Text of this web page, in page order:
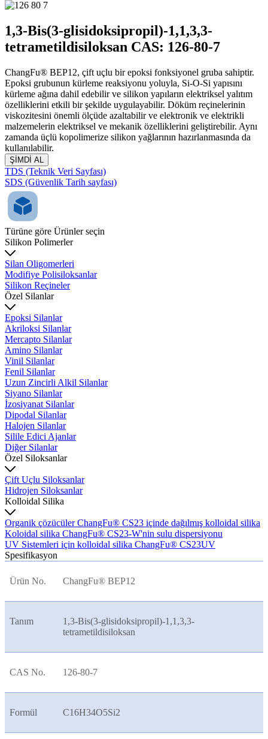
1,3-Bis(3-glisidoksipropil)-1,1,3,3-
tetrametildisiloksan CAS: 126-80-7
ChangFu® BEP12, çift uçlu bir epoksi fonksiyonel gruba sahiptir.
Epoksi grubunun kürleme reaksiyonu yoluyla, Si-O-Si yapısını
kürleme ağına dahil edebilir ve silikon yapıların elektriksel yalıtım
özelliklerini etkili bir şekilde uygulayabilir. Döküm reçinelerinin
viskozitesini önemli ölçüde azaltabilir ve elektronik ve elektrikli
malzemelerin elektriksel ve mekanik özelliklerini geliştirebilir. Aynı
zamanda üçlü kopolimerize silikon yağlarının hazırlanmasında da
kullanılabilir.
ŞİMDİ AL
TDS (Teknik Veri Sayfası)
SDS (Güvenlik Tarih sayfası)
Türüne göre Ürünler seçin
Silikon Polimerler
Silan Oligomerleri
Modifiye Polisiloksanlar
Silikon Reçineler
Özel Silanlar
Epoksi Silanlar
Akriloksi Silanlar
Mercapto Silanlar
Amino Silanlar
Vinil Silanlar
Fenil Silanlar
Uzun Zincirli Alkil Silanlar
Siyano Silanlar
İzosiyanat Silanlar
Dipodal Silanlar
Halojen Silanlar
Silile Edici Ajanlar
Diğer Silanlar
Özel Siloksanlar
Çift Uçlu Siloksanlar
Hidrojen Siloksanlar
Kolloidal Silika
Organik çözücüler ChangFu® CS23 içinde dağılmış kolloidal silika
Koloidal silika ChangFu® CS23-W'nin sulu dispersiyonu
UV Sistemleri için kolloidal silika ChangFu® CS23UV
Spesifikasyon
Ürün No. ChangFu® BEP12
Tanım
1,3-Bis(3-glisidoksipropil)-1,1,3,3-
tetrametildisiloksan
CAS No. 126-80-7
Formül C16H34O5Si2